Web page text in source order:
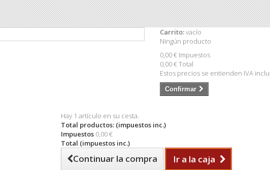
Carrito:vacío
Ningún producto
0,00 € Impuestos
0,00 €Total
Estos precios se entienden IVA
Confirmar
Hay 1 artículo en su cesta.
Total productos: (impuestos inc.)
Impuestos 0,00 €
Total (impuestos inc.)
Continuar la compra Ir a la caja